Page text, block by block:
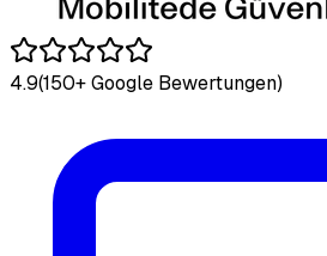
4.9(150+ Google Bewertungen)